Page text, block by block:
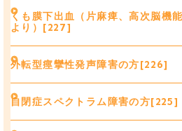
くも膜下出血（片麻痺、高次脳機
より）[227]
外転型痙攣性発声障害の方[226]
自閉症スペクトラム障害の方[225]